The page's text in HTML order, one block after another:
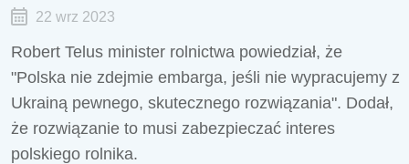
22 wrz 2023
Robert Telus minister rolnictwa powiedział, że
"Polska nie zdejmie embarga, jeśli nie wypracujemy z
Ukrainą pewnego, skutecznego rozwiązania". Dodał,
że rozwiązanie to musi zabezpieczać interes
polskiego rolnika.